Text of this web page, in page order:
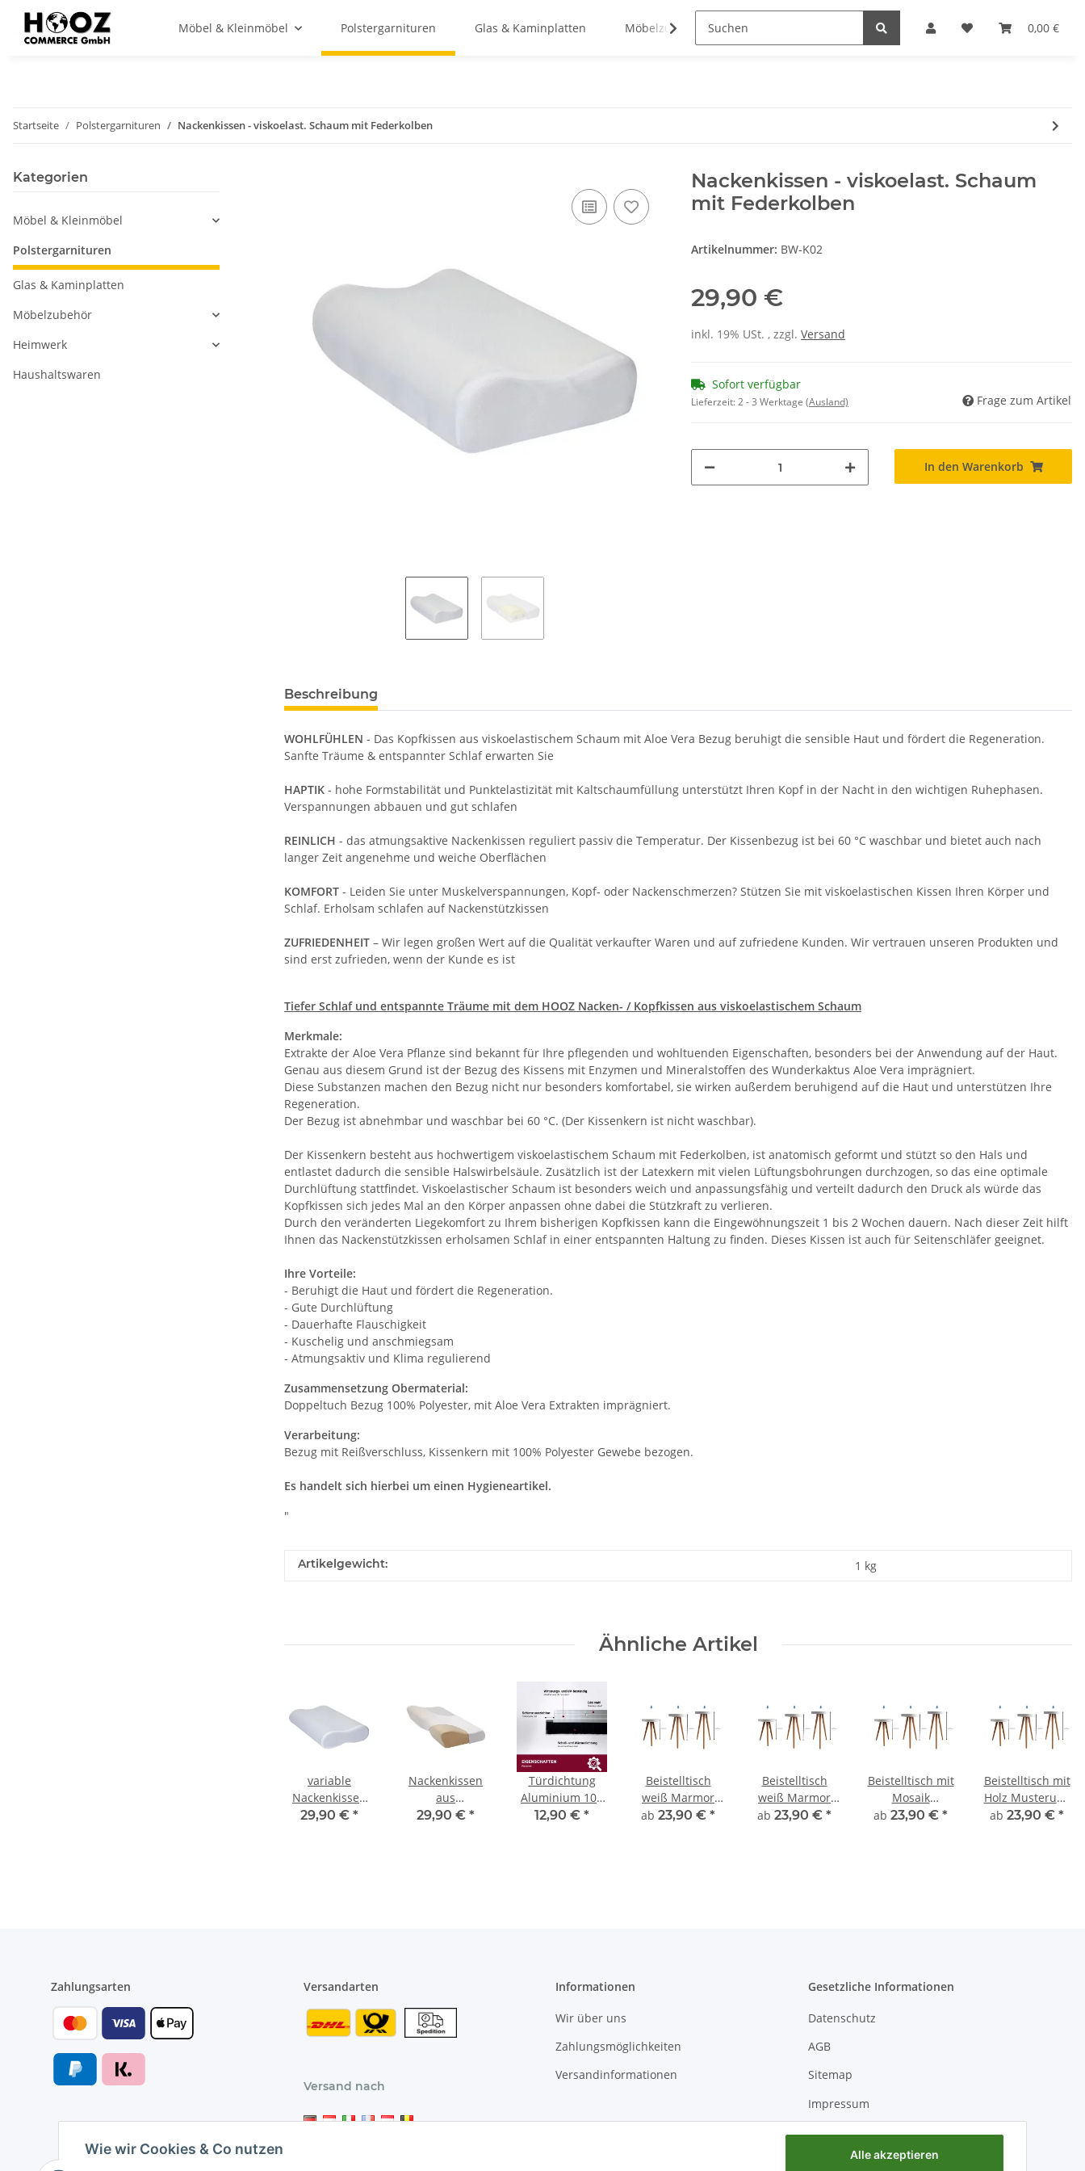
0,00 €
Möbel & Kleinmöbel Polstergarnituren Glas & Kaminplatten Möbelzubehör Haushaltswaren
Startseite Polstergarnituren Nackenkissen - viskoelast. Schaum mit Federkolben
Nackenkissen - viskoelast. Schaum
mit Federkolben
Artikelnummer: BW-K02
29,90 €
inkl. 19% USt. , zzgl. Versand
Sofort verfügbar
Lieferzeit:2 - 3 Werktage (Ausland) Frage zum Artikel
In den Warenkorb
Beschreibung
WOHLFÜHLEN - Das Kopfkissen aus viskoelastischem Schaum mit Aloe Vera Bezug beruhigt die sensible Haut und fördert die Regeneration.
Sanfte Träume & entspannter Schlaf erwarten Sie
HAPTIK - hohe Formstabilität und Punktelastizität mit Kaltschaumfüllung unterstützt Ihren Kopf in der Nacht in den wichtigen Ruhephasen.
Verspannungen abbauen und gut schlafen
REINLICH - das atmungsaktive Nackenkissen reguliert passiv die Temperatur. Der Kissenbezug ist bei 60 °C waschbar und bietet auch nach
langer Zeit angenehme und weiche Oberflächen
KOMFORT - Leiden Sie unter Muskelverspannungen, Kopf- oder Nackenschmerzen? Stützen Sie mit viskoelastischen Kissen Ihren Körper und
Schlaf. Erholsam schlafen auf Nackenstützkissen
ZUFRIEDENHEIT – Wir legen großen Wert auf die Qualität verkaufter Waren und auf zufriedene Kunden. Wir vertrauen unseren Produkten und
sind erst zufrieden, wenn der Kunde es ist
Tiefer Schlaf und entspannte Träume mit dem HOOZ Nacken- / Kopfkissen aus viskoelastischem Schaum
Merkmale:
Extrakte der Aloe Vera Pflanze sind bekannt für Ihre pflegenden und wohltuenden Eigenschaften, besonders bei der Anwendung auf der Haut.
Genau aus diesem Grund ist der Bezug des Kissens mit Enzymen und Mineralstoffen des Wunderkaktus Aloe Vera imprägniert.
Diese Substanzen machen den Bezug nicht nur besonders komfortabel, sie wirken außerdem beruhigend auf die Haut und unterstützen Ihre
Regeneration.
Der Bezug ist abnehmbar und waschbar bei 60 °C. (Der Kissenkern ist nicht waschbar).
Der Kissenkern besteht aus hochwertigem viskoelastischem Schaum mit Federkolben, ist anatomisch geformt und stützt so den Hals und
entlastet dadurch die sensible Halswirbelsäule. Zusätzlich ist der Latexkern mit vielen Lüftungsbohrungen durchzogen, so das eine optimale
Durchlüftung stattfindet. Viskoelastischer Schaum ist besonders weich und anpassungsfähig und verteilt dadurch den Druck als würde das
Kopfkissen sich jedes Mal an den Körper anpassen ohne dabei die Stützkraft zu verlieren.
Durch den veränderten Liegekomfort zu Ihrem bisherigen Kopfkissen kann die Eingewöhnungszeit 1 bis 2 Wochen dauern. Nach dieser Zeit hilft
Ihnen das Nackenstützkissen erholsamen Schlaf in einer entspannten Haltung zu finden. Dieses Kissen ist auch für Seitenschläfer geeignet.
Ihre Vorteile:
- Beruhigt die Haut und fördert die Regeneration.
- Gute Durchlüftung
- Dauerhafte Flauschigkeit
- Kuschelig und anschmiegsam
- Atmungsaktiv und Klima regulierend
Zusammensetzung Obermaterial:
Doppeltuch Bezug 100% Polyester, mit Aloe Vera Extrakten imprägniert.
Verarbeitung:
Bezug mit Reißverschluss, Kissenkern mit 100% Polyester Gewebe bezogen.
Es handelt sich hierbei um einen Hygieneartikel.
"
Artikelgewicht: 1 kg
Ähnliche Artikel
variable
Nackenkissen
aus
29,90 € *
Nackenkissen
aus
viskoelastischem
29,90 € *
Türdichtung
Aluminium 100
cm (kürzbar)
12,90 € *
Beistelltisch
weiß Marmor
Optik in 3 ver.
ab 23,90 € *
Beistelltisch
weiß Marmor
Optik in 3 ver.
ab 23,90 € *
Beistelltisch mit
Mosaik
Musterung in 3
ab 23,90 € *
Beistelltisch mit
Holz Musterung
in 3 ver. Höhen
ab 23,90 € *
Kategorien
Möbel & Kleinmöbel
Polstergarnituren
Glas & Kaminplatten
Möbelzubehör
Heimwerk
Haushaltswaren
Zahlungsarten Versandarten
Versand nach
Informationen
Wir über uns
Zahlungsmöglichkeiten
Versandinformationen
Gesetzliche Informationen
Datenschutz
AGB
Sitemap
Impressum
Batteriegesetzhinweise
Widerrufsrecht
Wie wir Cookies & Co nutzen Alle akzeptieren